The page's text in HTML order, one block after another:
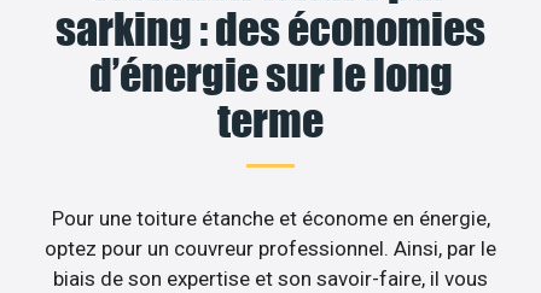
sarking : des économies
d’énergie sur le long
terme
Pour une toiture étanche et économe en énergie,
optez pour un couvreur professionnel. Ainsi, par le
biais de son expertise et son savoir-faire, il vous